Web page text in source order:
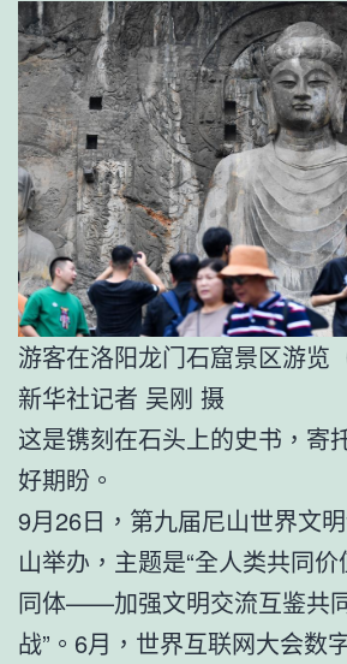
游客在洛阳龙门石窟景区游览
新华社记者 吴刚 摄
这是镌刻在石头上的史书，寄
好期盼。
9月26日，第九届尼山世界文
山举办，主题是“全人类共同
同体——加强文明交流互鉴共
战”。6月，世界互联网大会数